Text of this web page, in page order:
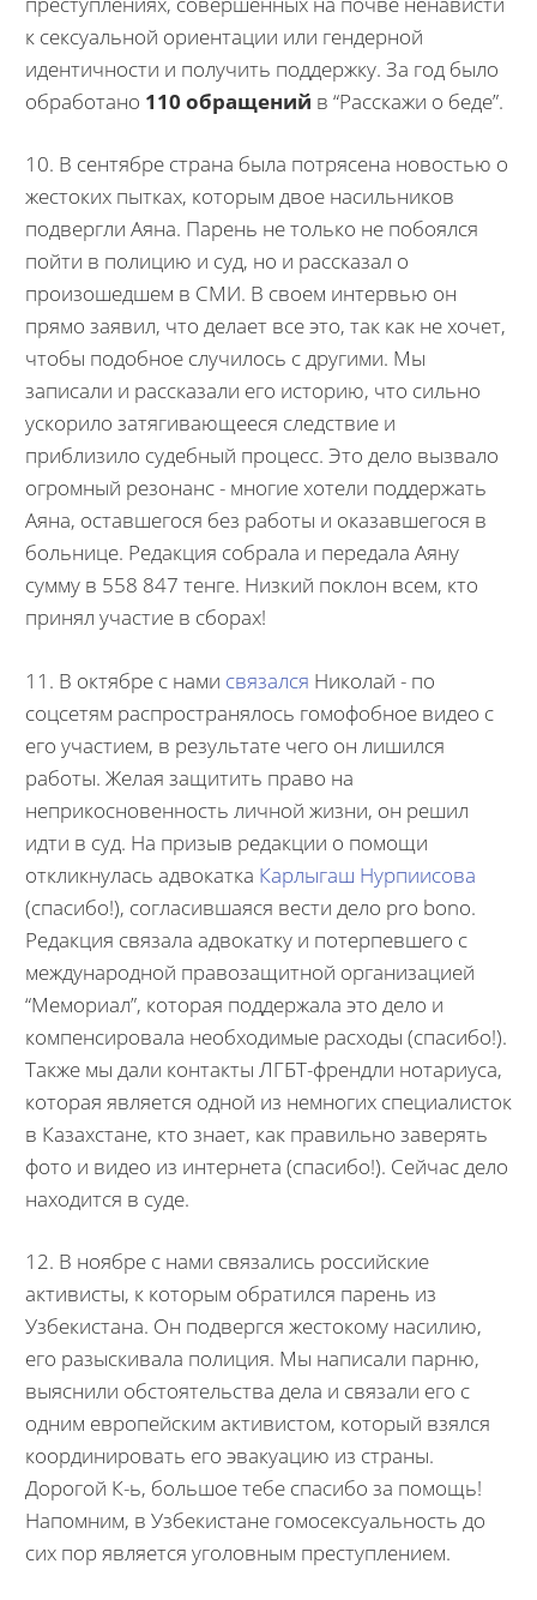
к сексуальной ориентации или гендерной
идентичности и получить поддержку. За год было
обработано 110 обращений в “Расскажи о беде”.
10. В сентябре страна была потрясена новостью о
жестоких пытках, которым двое насильников
подвергли Аяна. Парень не только не побоялся
пойти в полицию и суд, но и рассказал о
произошедшем в СМИ. В своем интервью он
прямо заявил, что делает все это, так как не хочет,
чтобы подобное случилось с другими. Мы
записали и рассказали его историю, что сильно
ускорило затягивающееся следствие и
приблизило судебный процесс. Это дело вызвало
огромный резонанс - многие хотели поддержать
Аяна, оставшегося без работы и оказавшегося в
больнице. Редакция собрала и передала Аяну
сумму в 558 847 тенге. Низкий поклон всем, кто
принял участие в сборах!
11. В октябре с нами связался Николай - по
соцсетям распространялось гомофобное видео с
его участием, в результате чего он лишился
работы. Желая защитить право на
неприкосновенность личной жизни, он решил
идти в суд. На призыв редакции о помощи
откликнулась адвокатка Карлыгаш Нурпиисова
(спасибо!), согласившаяся вести дело pro bono.
Редакция связала адвокатку и потерпевшего с
международной правозащитной организацией
“Мемориал”, которая поддержала это дело и
компенсировала необходимые расходы (спасибо!).
Также мы дали контакты ЛГБТ-френдли нотариуса,
которая является одной из немногих специалисток
в Казахстане, кто знает, как правильно заверять
фото и видео из интернета (спасибо!). Сейчас дело
находится в суде.
12. В ноябре с нами связались российские
активисты, к которым обратился парень из
Узбекистана. Он подвергся жестокому насилию,
его разыскивала полиция. Мы написали парню,
выяснили обстоятельства дела и связали его с
одним европейским активистом, который взялся
координировать его эвакуацию из страны.
Дорогой К-ь, большое тебе спасибо за помощь!
Напомним, в Узбекистане гомосексуальность до
сих пор является уголовным преступлением.